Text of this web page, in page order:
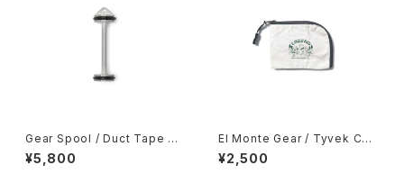
Gear Spool / Duct Tape Sp
ool
¥5,800
El Monte Gear / Tyvek Coi
n Case
¥2,500